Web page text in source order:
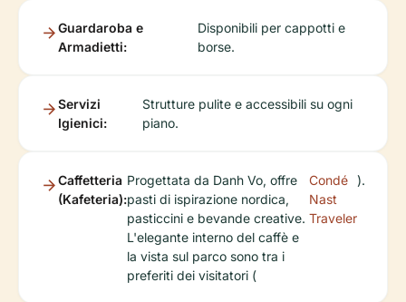
Guardaroba e
Armadietti:
Disponibili per cappotti e
borse.
Servizi
Igienici:
Strutture pulite e accessibili su ogni
piano.
Caffetteria
(Kafeteria):
Progettata da Danh Vo, offre
pasti di ispirazione nordica,
pasticcini e bevande creative.
L'elegante interno del caffè e
la vista sul parco sono tra i
preferiti dei visitatori (
Condé
Nast
Traveler
).